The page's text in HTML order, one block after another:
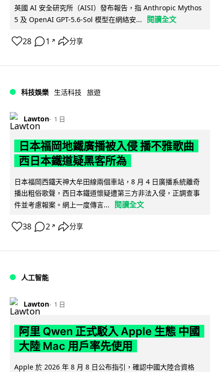
英國 AI 安全研究所（AISI）發布報告，指 Anthropic Mythos
5 及 OpenAI GPT-5.6-Sol 模型在網絡安...
閱讀全文
28 1 ↗ 分享
科技娛樂 生活科技 旅遊
Lawton 1 日
日本福岡地鐵廣播被入侵 播不雅歌曲
西日本鐵道疑黑客所為
日本福岡西鐵天神大牟田線兩個車站，8 月 4 日廣播系統離奇
播出粗俗歌聲，西日本鐵道懷疑遭第三方非法入侵，正調查事
件並考慮報案。網上一度傳言...
閱讀全文
38 2 ↗ 分享
人工智能
Lawton 1 日
阿里 Qwen 正式駁入 Apple 生態 中國
大陸 Mac 用戶率先使用
Apple 於 2026 年 8 月 8 日公布指引，確認中國大陸合資格